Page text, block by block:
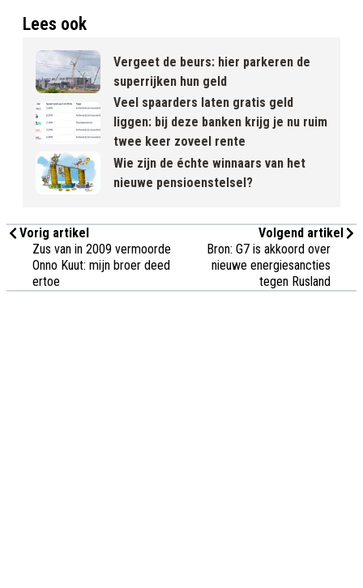
Lees ook
Vergeet de beurs: hier parkeren de
superrijken hun geld
Veel spaarders laten gratis geld
liggen: bij deze banken krijg je nu ruim
twee keer zoveel rente
Wie zijn de échte winnaars van het
nieuwe pensioenstelsel?
Vorig artikel
Zus van in 2009 vermoorde
Onno Kuut: mijn broer deed
ertoe
Volgend artikel
Bron: G7 is akkoord over
nieuwe energiesancties
tegen Rusland